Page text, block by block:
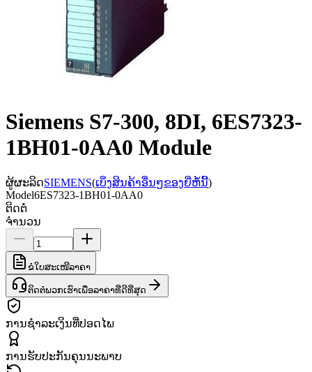
Siemens S7-300, 8DI, 6ES7323-
1BH01-0AA0 Module
ຜູ້ຜະລິດSIEMENS(ເບິ່ງສິນຄ້າອື່ນໆຂອງຍີ່ຫໍ້ນີ້)
Model6ES7323-1BH01-0AA0
ຕິດຕໍ່
ຈຳນວນ
ຂໍໃບສະເໜີລາຄາ
ຕິດຕໍ່ພວກເຮົາເພື່ອລາຄາທີ່ດີທີ່ສຸດ
ການຊຳລະເງິນທີ່ປອດໄພ
ການຮັບປະກັນຄຸນນະພາບ